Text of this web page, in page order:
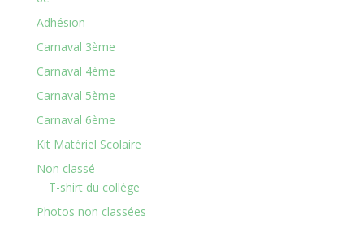
Adhésion
Carnaval 3ème
Carnaval 4ème
Carnaval 5ème
Carnaval 6ème
Kit Matériel Scolaire
Non classé
T-shirt du collège
Photos non classées